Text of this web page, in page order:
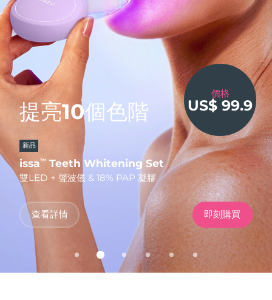
低至
50%
千載難逢
LUNA™ 限時閃購
LUNA 全食
使用優惠碼
價格
US$ 99.9
提亮10個色階
新品
issa™ Teeth Whitening Set
雙LED + 聲波儀 & 18% PAP 凝膠
查看詳情 即刻購買
5折
憑碼立享
FOREO 效果，
更划算！
立即購買
美容偶像，
臻於完美。
FDA-CLEARED
FAQ™ 202 plus
全新升級版抗老化LED面罩
查看詳情 立即購買
無創提拉
BEARTM2
智能微電流美容儀
發現更多 立即購買
我的訂閱
issa™ Teeth Whitening Set
FAQ™ Dual LED Panel
熱門產品
特別優惠 暢銷產品
紅光療法
發貨國家
預計送達日期8/10/26
英國 預計送達日期8/9/26
西班牙 預計送達日期 8/9/26
澳洲 預計送達日期8/12/26
法國 預計送達日期8/9/26
德國 預計送達日期 8/9/26
加拿大 預計送達日期